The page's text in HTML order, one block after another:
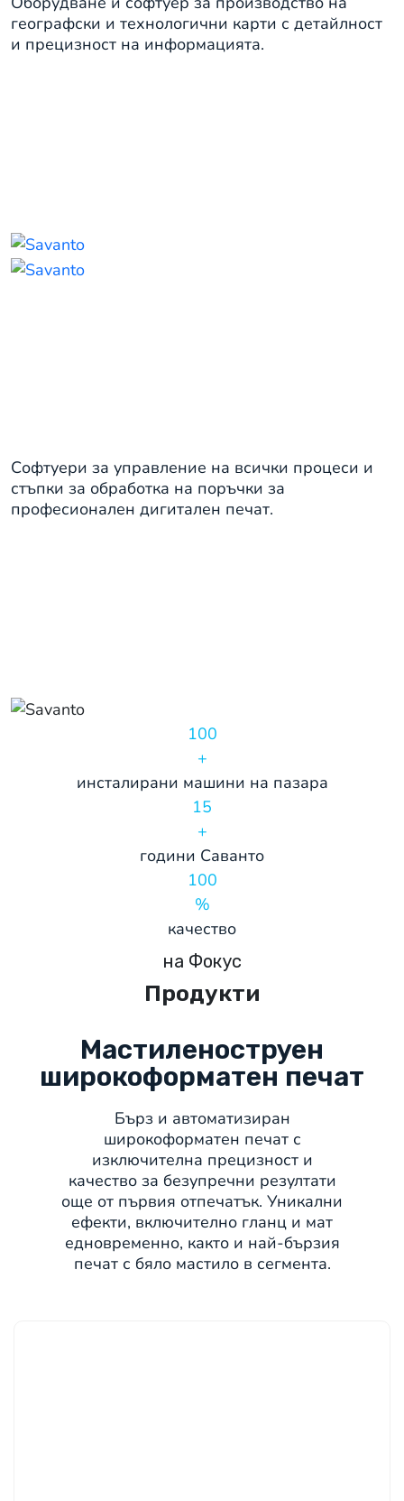
географски и технологични карти с детайлност
и прецизност на информацията.
Софтуери за управление на всички процеси и
стъпки за обработка на поръчки за
професионален дигитален печат.
100
+
инсталирани машини на пазара
15
+
години Саванто
100
%
качество
на Фокус
Продукти
Мастиленоструен
широкоформатен печат
Бърз и автоматизиран
широкоформатен печат с
изключителна прецизност и
качество за безупречни резултати
още от първия отпечатък. Уникални
ефекти, включително гланц и мат
едновременно, както и най-бързия
печат с бяло мастило в сегмента.